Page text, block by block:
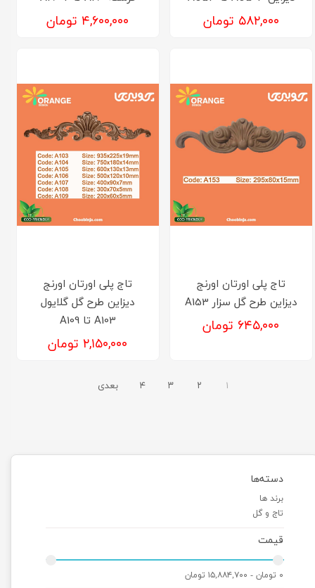
دسته‌ها
برند ها
تاج و گل
قیمت
۰ تومان - ۱۵,۸۸۴,۷۰۰ تومان
۵۸۲,۰۰۰ تومان ۴,۶۰۰,۰۰۰ تومان
تاج پلی اورتان اورنج
دیزاین طرح گل سزار A153
۶۴۵,۰۰۰ تومان
تاج پلی اورتان اورنج
دیزاین طرح گل گلایول
A103 تا A109
۲,۱۵۰,۰۰۰ تومان
۱ ۲ ۳ ۴ بعدی